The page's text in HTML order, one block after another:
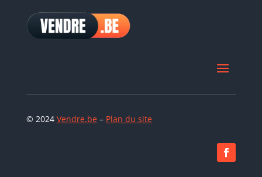
© 2024 Vendre.be– Plan du site